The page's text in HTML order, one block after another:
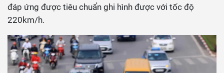
đáp ứng được tiêu chuẩn ghi hình được với tốc độ
220km/h.